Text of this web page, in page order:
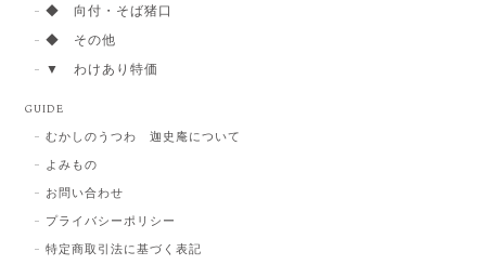
◆ 向付・そば猪口
◆ その他
▼ わけあり特価
GUIDE
むかしのうつわ 迦史庵について
よみもの
お問い合わせ
プライバシーポリシー
特定商取引法に基づく表記